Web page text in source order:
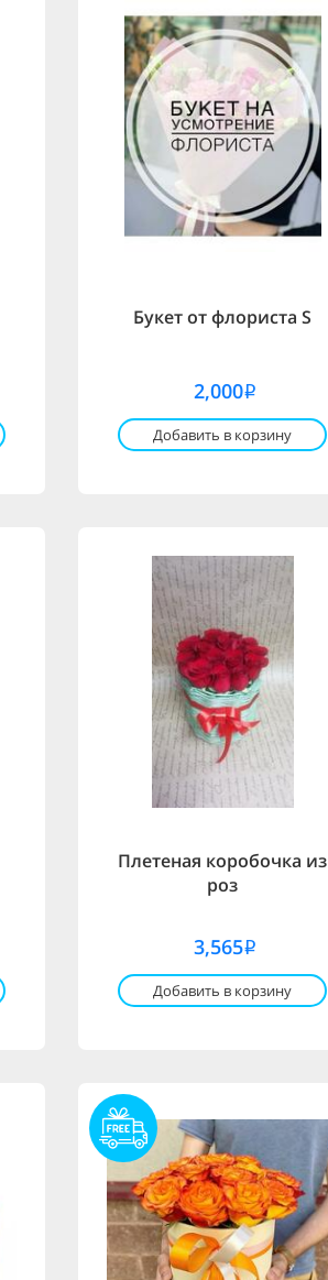
Букет от флориста S
2,000i
Добавить в корзину
Плетеная коробочка из
роз
3,565i
Добавить в корзину